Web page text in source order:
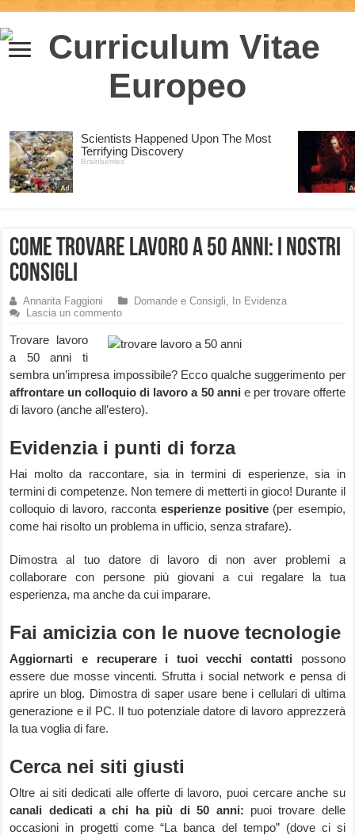
Come trovare lavoro a 50 anni: i nostri
consigli
Annarita Faggioni Domande e Consigli,
In Evidenza
Lascia un commento
Trovare lavoro
a 50 anni ti
sembra un’impresa impossibile? Ecco qualche suggerimento per
affrontare un colloquio di lavoro a 50 anni e per trovare offerte
di lavoro (anche all’estero).
Evidenzia i punti di forza
Hai molto da raccontare, sia in termini di esperienze, sia in
termini di competenze. Non temere di metterti in gioco! Durante il
colloquio di lavoro, racconta esperienze positive (per esempio,
come hai risolto un problema in ufficio, senza strafare).
Dimostra al tuo datore di lavoro di non aver problemi a
collaborare con persone più giovani a cui regalare la tua
esperienza, ma anche da cui imparare.
Fai amicizia con le nuove tecnologie
Aggiornarti e recuperare i tuoi vecchi contatti possono
essere due mosse vincenti. Sfrutta i social network e pensa di
aprire un blog. Dimostra di saper usare bene i cellulari di ultima
generazione e il PC. Il tuo potenziale datore di lavoro apprezzerà
la tua voglia di fare.
Cerca nei siti giusti
Oltre ai siti dedicati alle offerte di lavoro, puoi cercare anche su
canali dedicati a chi ha più di 50 anni: puoi trovare delle
occasioni in progetti come “La banca del tempo” (dove ci si